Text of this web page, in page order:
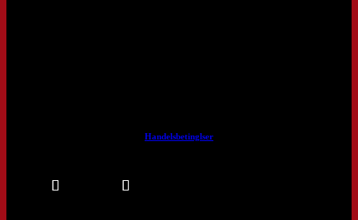
Handelsbetinglser